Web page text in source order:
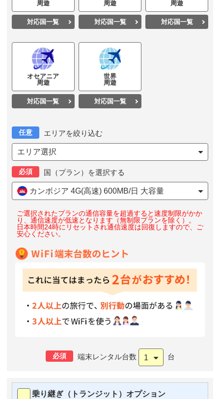
周遊
対応国一覧
周遊
対応国一覧
周遊
対応国一覧
オセアニア
周遊
対応国一覧
世界
周遊
対応国一覧
任意 エリアを絞り込む
エリア選択
必須 国（プラン）を選択する
カンボジア 4G(高速) 600MB/日 大容量
ご選択されたプランの通信容量を超過すると速度制限がかか
り、通信速度が低速となります（無制限プランを除く）。
日本時間24時にリセットされ通信速度は回復しますので、ご
安心ください。
必須 端末レンタル台数 1 台
乗り継ぎ（トランジット）オプション